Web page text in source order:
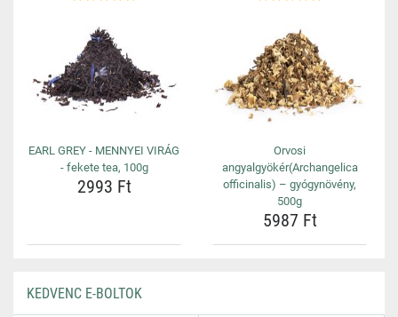
EARL GREY - MENNYEI VIRÁG
- fekete tea, 100g
2993 Ft
Orvosi
angyalgyökér(Archangelica
officinalis) – gyógynövény,
500g
5987 Ft
KEDVENC E-BOLTOK